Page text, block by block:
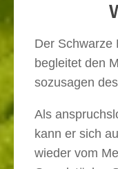
Der Schwarze
begleitet den
sozusagen
Als
kann er sich
wieder vom